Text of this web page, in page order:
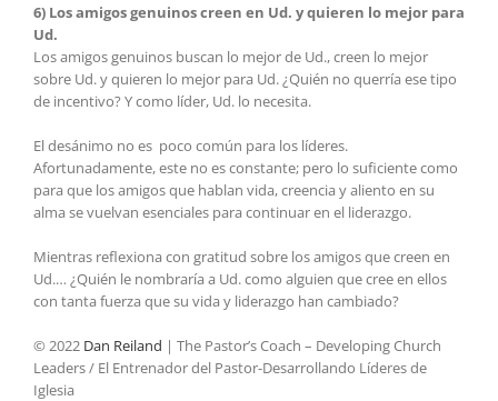
6) Los amigos genuinos creen en Ud. y quieren lo mejor para
Ud.
Los amigos genuinos buscan lo mejor de Ud., creen lo mejor
sobre Ud. y quieren lo mejor para Ud. ¿Quién no querría ese tipo
de incentivo? Y como líder, Ud. lo necesita.
El desánimo no es poco común para los líderes.
Afortunadamente, este no es constante; pero lo suficiente como
para que los amigos que hablan vida, creencia y aliento en su
alma se vuelvan esenciales para continuar en el liderazgo.
Mientras reflexiona con gratitud sobre los amigos que creen en
Ud.… ¿Quién le nombraría a Ud. como alguien que cree en ellos
con tanta fuerza que su vida y liderazgo han cambiado?
© 2022 Dan Reiland | The Pastor’s Coach – Developing Church
Leaders / El Entrenador del Pastor-Desarrollando Líderes de
Iglesia